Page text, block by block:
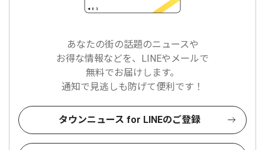
あなたの街の話題のニュースや
お得な情報などを、LINEやメールで
無料でお届けします。
通知で見逃しも防げて便利です！
タウンニュース for LINEのご登録